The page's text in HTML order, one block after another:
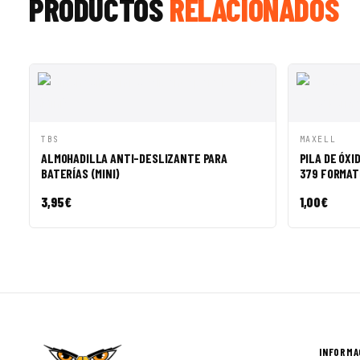
PRODUCTOSRELACIONADOS
VISTA RÁPIDA
TBS
ALMOHADILLA ANTI-DESLIZANTE PARA
BATERÍAS (MINI)
3,95€
VISTA
MAXELL
PILA DE
379
1,00€